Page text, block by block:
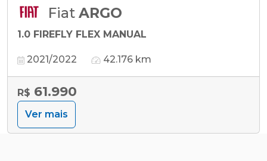
Fiat ARGO
1.0 FIREFLY FLEX MANUAL
2021/2022 42.176 km
R$ 61.990
Ver mais